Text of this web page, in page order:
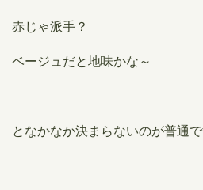
赤じゃ派手？
ベージュだと地味かな～
となかなか決まらないのが普通で